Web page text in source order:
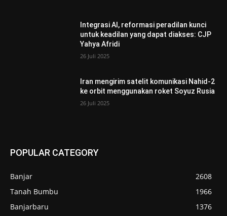
Integrasi AI, reformasi peradilan kunci
untuk keadilan yang dapat diakses: CJP
Yahya Afridi
26 Juli 2025
Iran mengirim satelit komunikasi Nahid-2
ke orbit menggunakan roket Soyuz Rusia
26 Juli 2025
POPULAR CATEGORY
Banjar
2608
Tanah Bumbu
1966
Banjarbaru
1376